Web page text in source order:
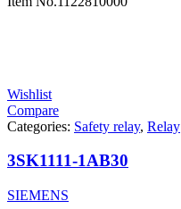
Wishlist
Compare
Categories: Safety relay, Relay
3SK1111-1AB30
SIEMENS